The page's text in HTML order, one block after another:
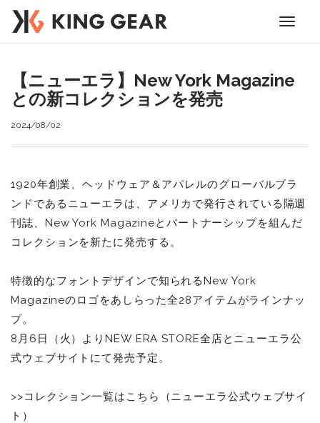
Toggle
【ニューエラ】New York Magazine
との新コレクションを発売
2024/08/02
1920年創業、ヘッドウェア＆アパレルのグローバルブラ
ンドであるニューエラは、アメリカで発行されている隔週
刊誌、New York Magazineとパートナーシップを組んだ
コレクションを新たに発売する。
特徴的なフォントデザインで知られるNew York
Magazineのロゴをあしらった全28アイテムがラインナッ
プ。
8月6日（火）よりNEW ERA STORE全店とニューエラ公
式ウェブサイトにて発売予定。
>>コレクション一覧はこちら（ニューエラ公式ウェブサイ
ト）